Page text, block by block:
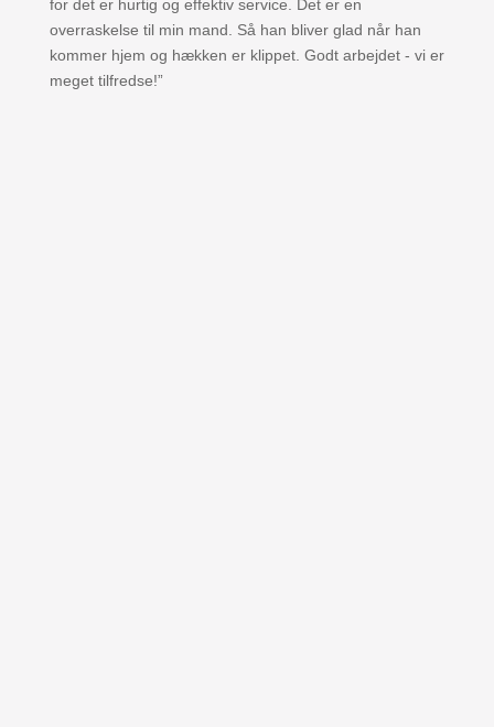
for det er hurtig og effektiv service. Det er en
overraskelse til min mand. Så han bliver glad når han
kommer hjem og hækken er klippet. Godt arbejdet - vi er
meget tilfredse!”